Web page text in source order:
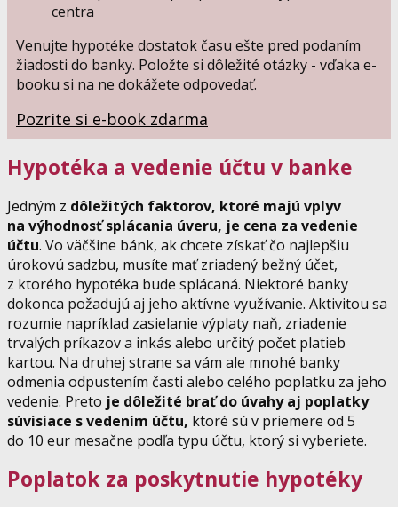
centra
Venujte hypotéke dostatok času ešte pred podaním
žiadosti do banky. Položte si dôležité otázky - vďaka e-
booku si na ne dokážete odpovedať.
Pozrite si e-book zdarma
Hypotéka a vedenie účtu v banke
Jedným z dôležitých faktorov, ktoré majú vplyv
na výhodnosť splácania úveru, je cena za vedenie
účtu. Vo väčšine bánk, ak chcete získať čo najlepšiu
úrokovú sadzbu, musíte mať zriadený bežný účet,
z ktorého hypotéka bude splácaná. Niektoré banky
dokonca požadujú aj jeho aktívne využívanie. Aktivitou sa
rozumie napríklad zasielanie výplaty naň, zriadenie
trvalých príkazov a inkás alebo určitý počet platieb
kartou. Na druhej strane sa vám ale mnohé banky
odmenia odpustením časti alebo celého poplatku za jeho
vedenie. Preto je dôležité brať do úvahy aj poplatky
súvisiace s vedením účtu, ktoré sú v priemere od 5
do 10 eur mesačne podľa typu účtu, ktorý si vyberiete.
Poplatok za poskytnutie hypotéky